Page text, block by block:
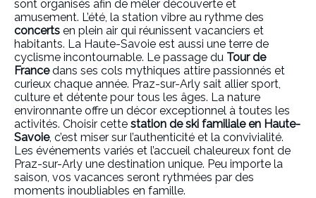
sont organisés afin de mêler découverte et
amusement. L’été, la station vibre au rythme des
concerts en plein air qui réunissent vacanciers et
habitants. La Haute-Savoie est aussi une terre de
cyclisme incontournable. Le passage du Tour de
Francedans ses cols mythiques attire passionnés et
curieux chaque année. Praz-sur-Arly sait allier sport,
culture et détente pour tous les âges. La nature
environnante offre un décor exceptionnel à toutes les
activités. Choisir cette station de ski familiale en Haute-
Savoie, c’est miser sur l’authenticité et la convivialité.
Les événements variés et l’accueil chaleureux font de
Praz-sur-Arly une destination unique. Peu importe la
saison, vos vacances seront rythmées par des
moments inoubliables en famille.